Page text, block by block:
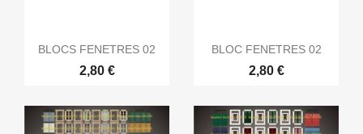
BLOCS FENETRES 02
2,80 €
BLOC FENETRES 02
2,80 €